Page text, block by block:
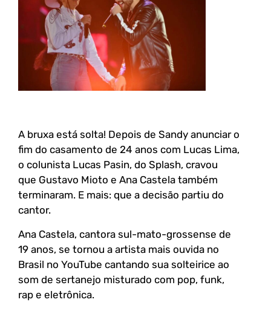
A bruxa está solta! Depois de Sandy anunciar o
fim do casamento de 24 anos com Lucas Lima,
o colunista Lucas Pasin, do Splash, cravou
que Gustavo Mioto e Ana Castela também
terminaram. E mais: que a decisão partiu do
cantor.
Ana Castela, cantora sul-mato-grossense de
19 anos, se tornou a artista mais ouvida no
Brasil no YouTube cantando sua solteirice ao
som de sertanejo misturado com pop, funk,
rap e eletrônica.